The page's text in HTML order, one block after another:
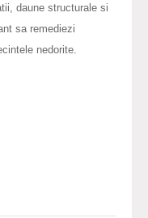
daune structurale si
sa remediezi
nedorite.